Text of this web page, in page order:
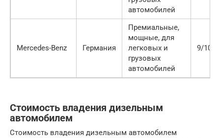
автомобилей
Mercedes-Benz Германия
Премиальные,
мощные, для
легковых и
грузовых
автомобилей
9/10
Стоимость владения дизельным
автомобилем
Стоимость владения дизельным автомобилем